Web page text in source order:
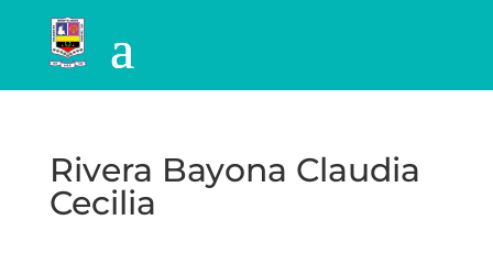
Rivera Bayona Claudia
Cecilia